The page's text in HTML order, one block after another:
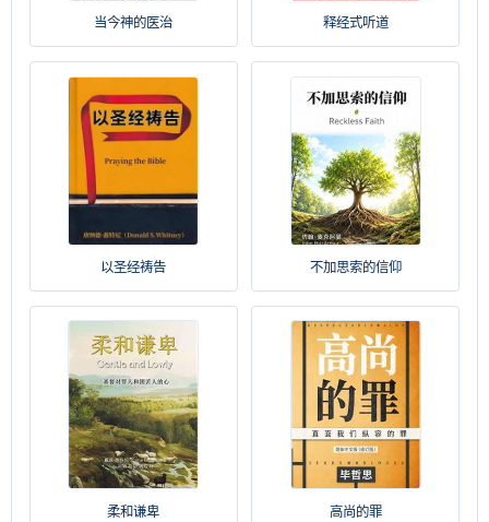
当今神的医治 释经式听道
以圣经祷告 不加思索的信仰
柔和谦卑 高尚的罪